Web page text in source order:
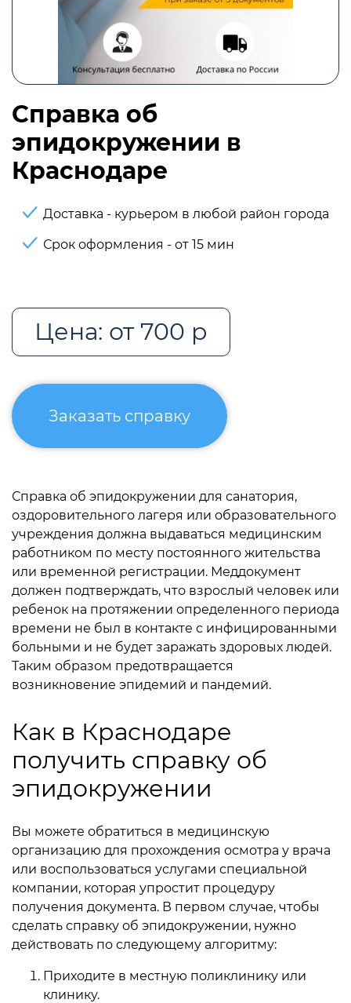
Справка об
эпидокружении в
Краснодаре
Доставка - курьером в любой район города
Срок оформления - от 15 мин
Цена: от 700 р
Заказать справку
Справка об эпидокружении для санатория,
оздоровительного лагеря или образовательного
учреждения должна выдаваться медицинским
работником по месту постоянного жительства
или временной регистрации. Меддокумент
должен подтверждать, что взрослый человек или
ребенок на протяжении определенного периода
времени не был в контакте с инфицированными
больными и не будет заражать здоровых людей.
Таким образом предотвращается
возникновение эпидемий и пандемий.
Как в Краснодаре
получить справку об
эпидокружении
Вы можете обратиться в медицинскую
организацию для прохождения осмотра у врача
или воспользоваться услугами специальной
компании, которая упростит процедуру
получения документа. В первом случае, чтобы
сделать справку об эпидокружении, нужно
действовать по следующему алгоритму:
Приходите в местную поликлинику или
клинику.